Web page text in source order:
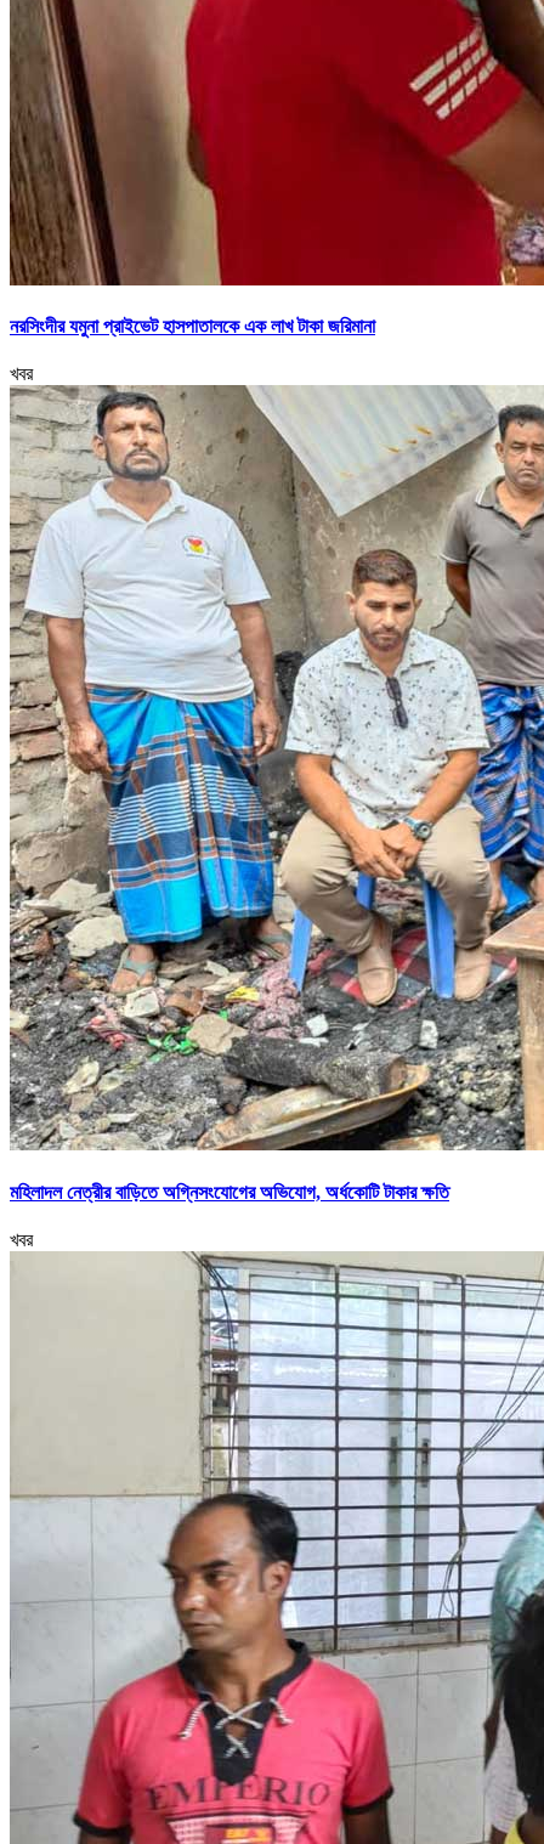
নরসিংদীর যমুনা প্রাইভেট হাসপাতালকে এক লাখ টাকা জরিমানা
খবর
মহিলাদল নেত্রীর বাড়িতে অগ্নিসংযোগের অভিযোগ, অর্ধকোটি টাকার ক্ষতি
খবর